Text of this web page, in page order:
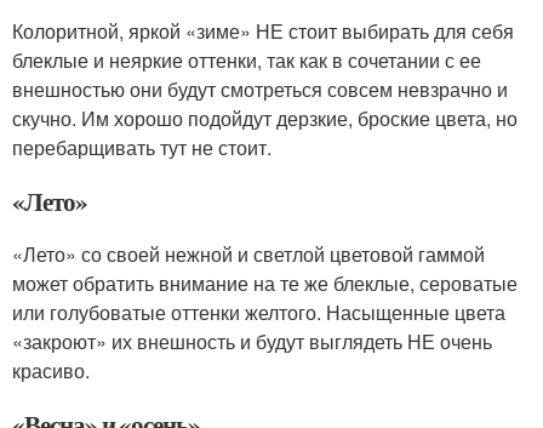
Колоритной, яркой «зиме» НЕ стоит выбирать для себя
блеклые и неяркие оттенки, так как в сочетании с ее
внешностью они будут смотреться совсем невзрачно и
скучно. Им хорошо подойдут дерзкие, броские цвета, но
перебарщивать тут не стоит.
«Лето»
«Лето» со своей нежной и светлой цветовой гаммой
может обратить внимание на те же блеклые, сероватые
или голубоватые оттенки желтого. Насыщенные цвета
«закроют» их внешность и будут выглядеть НЕ очень
красиво.